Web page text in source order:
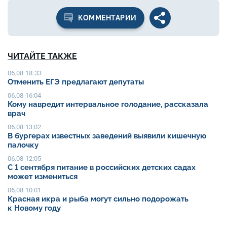
КОММЕНТАРИИ
ЧИТАЙТЕ ТАКЖЕ
06.08 18:33
Отменить ЕГЭ предлагают депутаты
06.08 16:04
Кому навредит интервальное голодание, рассказала
врач
06.08 13:02
В бургерах известных заведений выявили кишечную
палочку
06.08 12:05
С 1 сентября питание в российских детских садах
может измениться
06.08 10:01
Красная икра и рыба могут сильно подорожать
к Новому году